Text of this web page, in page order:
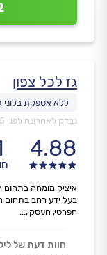
גז לכל צפון
נבדק לאחרונה לפני 5 ימים
4.88
בעל ידע רחב בתחום
הפרטי, העסקי,...
חוות דעת של